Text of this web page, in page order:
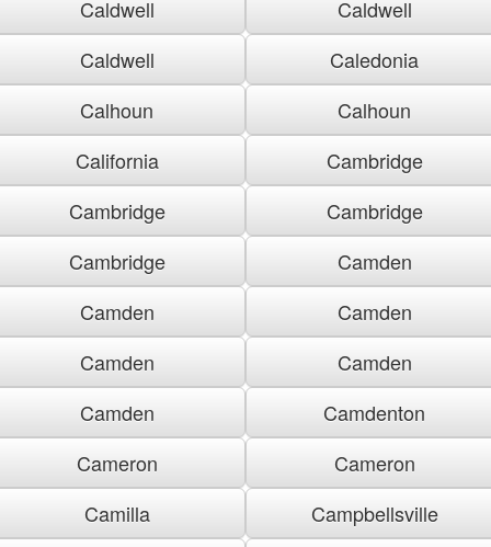
Caldwell
Caldwell
Caldwell
Caledonia
Calhoun
Calhoun
California
Cambridge
Cambridge
Cambridge
Cambridge
Camden
Camden
Camden
Camden
Camden
Camden
Camdenton
Cameron
Cameron
Camilla
Campbellsville